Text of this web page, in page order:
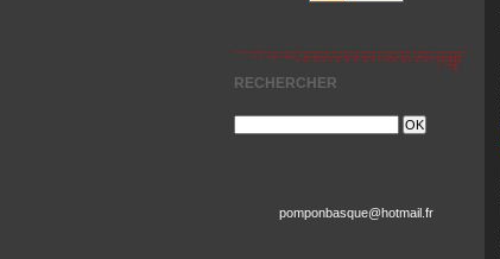
RECHERCHER
pomponbasque@hotmail.fr